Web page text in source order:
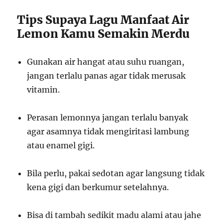
Tips Supaya Lagu Manfaat Air
Lemon Kamu Semakin Merdu
Gunakan air hangat atau suhu ruangan,
jangan terlalu panas agar tidak merusak
vitamin.
Perasan lemonnya jangan terlalu banyak
agar asamnya tidak mengiritasi lambung
atau enamel gigi.
Bila perlu, pakai sedotan agar langsung tidak
kena gigi dan berkumur setelahnya.
Bisa di tambah sedikit madu alami atau jahe